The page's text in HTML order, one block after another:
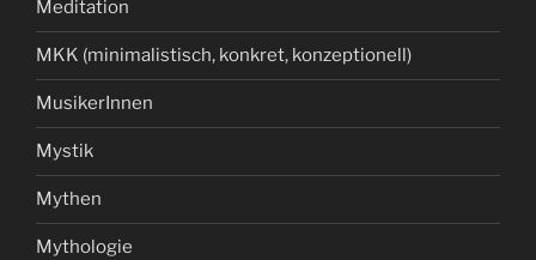
Meditation
MKK (minimalistisch, konkret, konzeptionell)
MusikerInnen
Mystik
Mythen
Mythologie